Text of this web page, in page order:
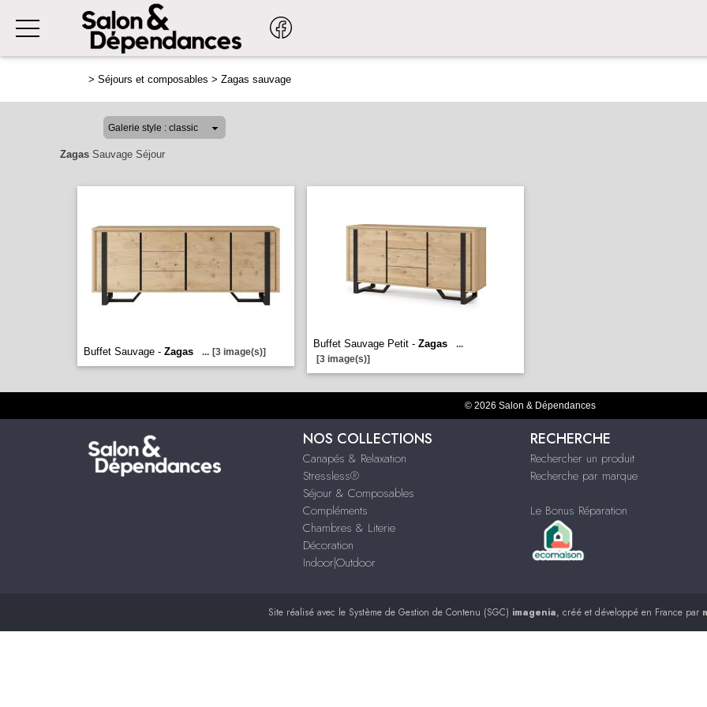
> Séjours et composables > Zagas sauvage
Zagas Sauvage Séjour
Buffet Sauvage - Zagas ... [3 image(s)]
Buffet Sauvage Petit - Zagas
...
[3 image(s)]
© 2026 Salon & Dépendances
NOS COLLECTIONS
Canapés & Relaxation
Stressless®
Séjour & Composables
Compléments
Chambres & Literie
Décoration
Indoor|Outdoor
RECHERCHE
Rechercher un produit
Recherche par marque
Le Bonus Réparation
Site réalisé avec le Système de Gestion de Contenu (SGC) imagenia, créé et développé en France par